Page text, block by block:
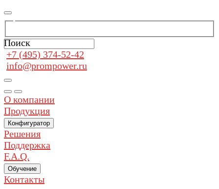
Поиск
+7 (495) 374-52-42
info@prompower.ru
О компании
Продукция
Конфигуратор
Решения
Поддержка
F.A.Q.
Обучение
Контакты